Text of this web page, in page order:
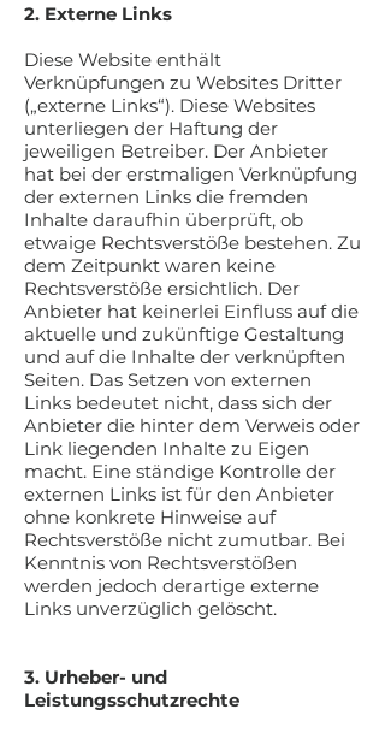
2. Externe Links
Diese Website enthält
Verknüpfungen zu Websites Dritter
(„externe Links“). Diese Websites
unterliegen der Haftung der
jeweiligen Betreiber. Der Anbieter
hat bei der erstmaligen Verknüpfung
der externen Links die fremden
Inhalte daraufhin überprüft, ob
etwaige Rechtsverstöße bestehen. Zu
dem Zeitpunkt waren keine
Rechtsverstöße ersichtlich. Der
Anbieter hat keinerlei Einfluss auf die
aktuelle und zukünftige Gestaltung
und auf die Inhalte der verknüpften
Seiten. Das Setzen von externen
Links bedeutet nicht, dass sich der
Anbieter die hinter dem Verweis oder
Link liegenden Inhalte zu Eigen
macht. Eine ständige Kontrolle der
externen Links ist für den Anbieter
ohne konkrete Hinweise auf
Rechtsverstöße nicht zumutbar. Bei
Kenntnis von Rechtsverstößen
werden jedoch derartige externe
Links unverzüglich gelöscht.
3. Urheber- und
Leistungsschutzrechte